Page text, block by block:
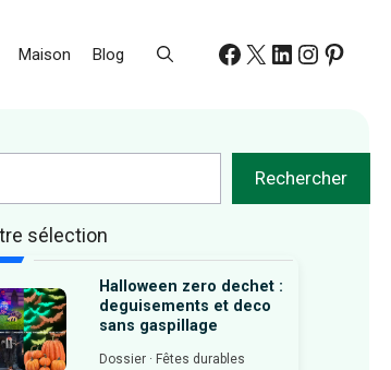
Maison Blog Facebook
X LinkedIn
Rechercher
sélection
Halloween zero dechet :
deguisements et deco
sans gaspillage
Dossier · Fêtes durables